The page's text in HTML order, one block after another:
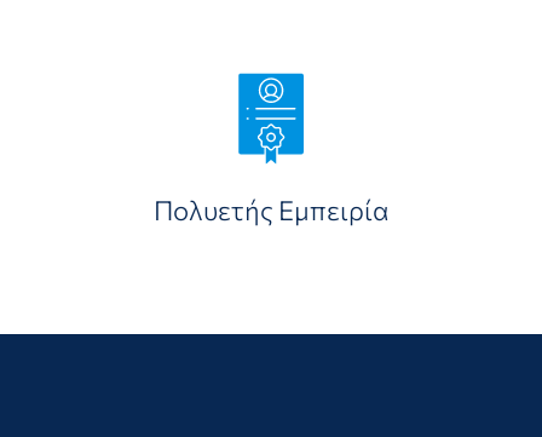
Πολυετής Εμπειρία